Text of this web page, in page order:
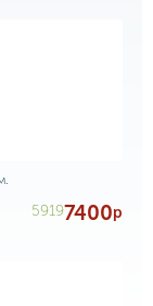
59197400р